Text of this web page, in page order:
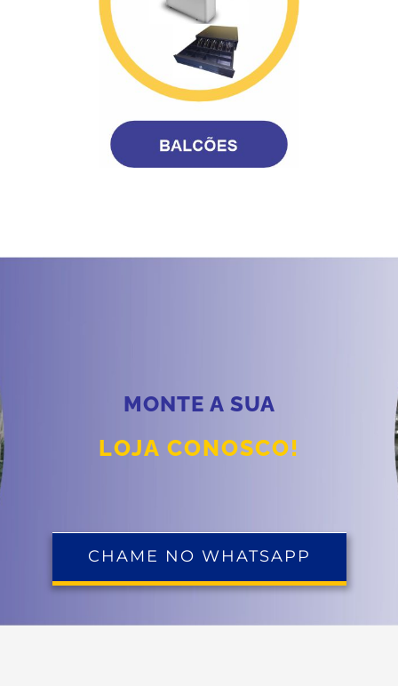
MONTE A SUA
LOJA CONOSCO!
CHAME NO WHATSAPP